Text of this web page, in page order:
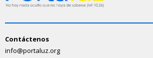
Contáctenos
info@portaluz.org